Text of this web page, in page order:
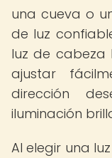
una cueva o
de luz
luz de cabeza
ajustar
dirección
iluminación
Al elegir una